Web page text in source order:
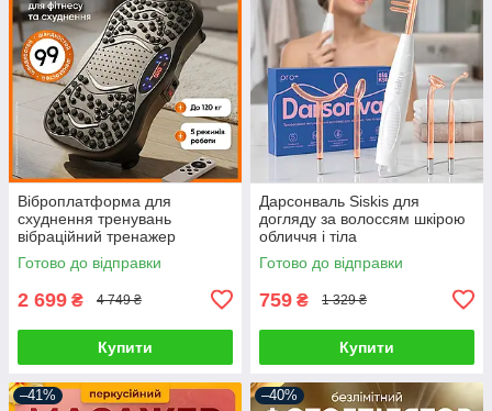
Віброплатформа для
схуднення тренувань
вібраційний тренажер
атицелюлітний для фітнесу
схуднення та зміцнення
Готово до відправки
2 699 ₴ 4 749 ₴
Купити
Дарсонваль Siskis для
догляду за волоссям шкірою
обличчя і тіла
Косметологічний апарат
Гребінець для
Готово до відправки
759 ₴ 1 329 ₴
Купити
–41% –40%